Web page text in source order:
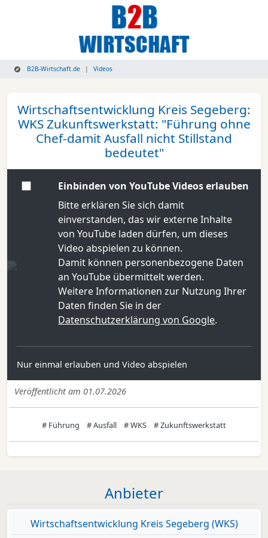
B2B-Wirtschaft.de Videos
Wirtschaftsentwicklung Kreis Segeberg:
WKS Zukunftswerkstatt: "Führung ohne
Chef-damit Ausfall nicht Stillstand
bedeutet"
Einbinden von YouTube Videos erlauben
Bitte erklären Sie sich damit
einverstanden, das wir externe Inhalte
von YouTube laden dürfen, um dieses
Video abspielen zu können.
Damit können personenbezogene Daten
an YouTube übermittelt werden.
Weitere Informationen zur Nutzung Ihrer
Daten finden Sie in der
Datenschutzerklärung von Google.
Nur einmal erlauben und Video abspielen
Veröffentlicht am 01.07.2026
# Führung # Ausfall # WKS # Zukunftswerkstatt
Anbieter
Wirtschaftsentwicklung Kreis Segeberg (WKS)